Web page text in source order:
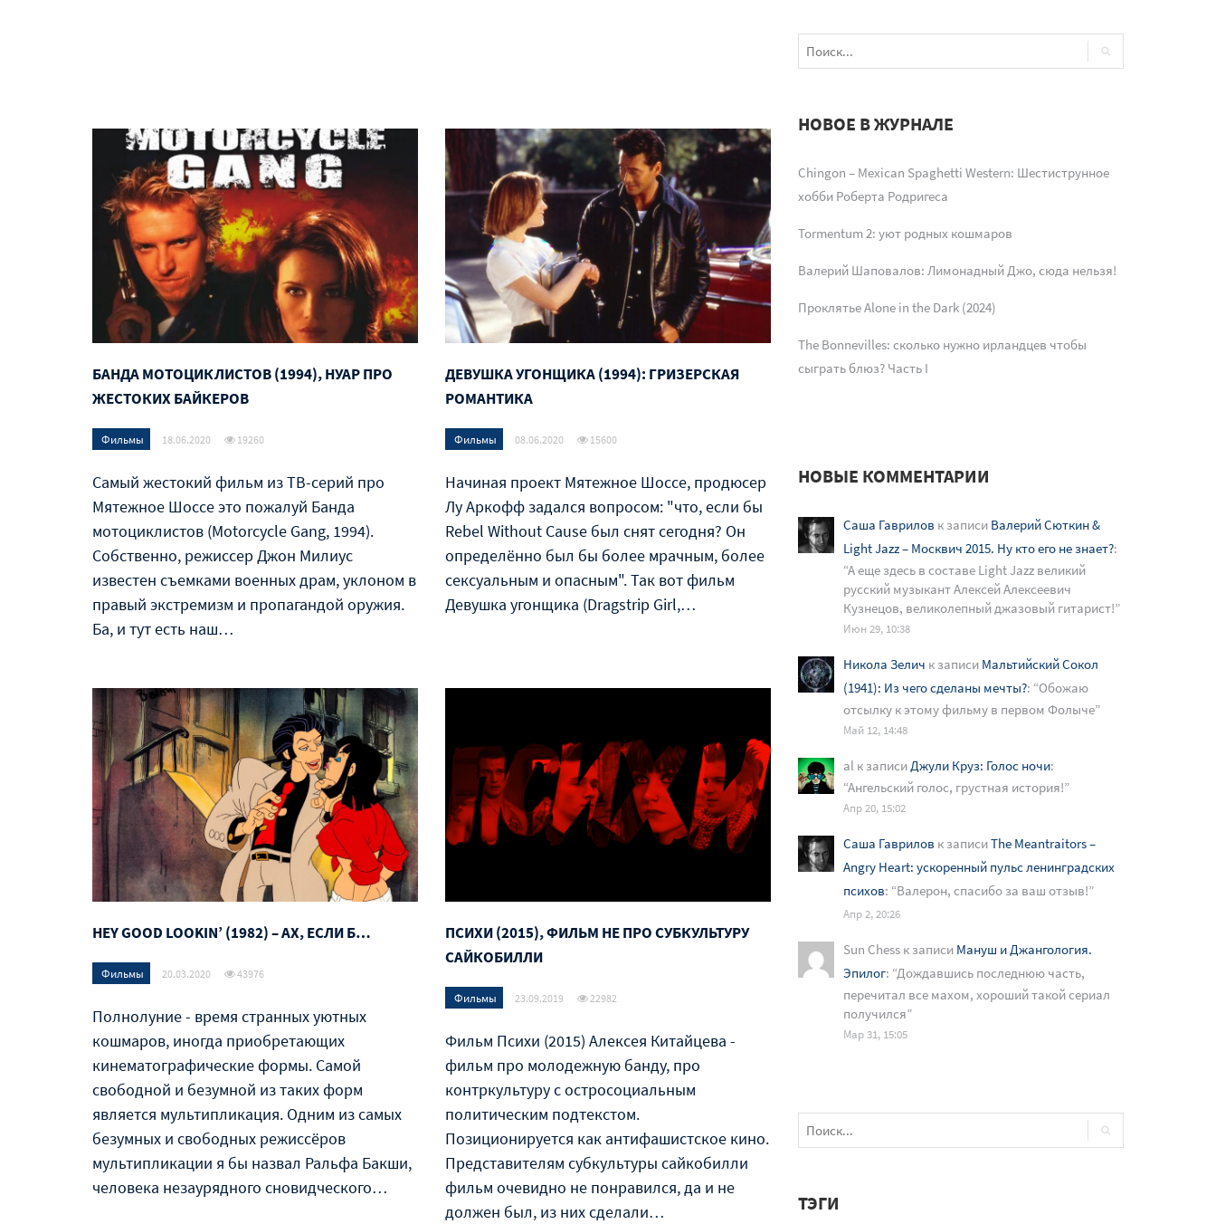
БАНДА МОТОЦИКЛИСТОВ (1994), НУАР ПРО
ЖЕСТОКИХ БАЙКЕРОВ
Фильмы 18.06.2020 19260
Самый жестокий фильм из ТВ-серий про
Мятежное Шоссе это пожалуй Банда
мотоциклистов (Motorcycle Gang, 1994).
Собственно, режиссер Джон Милиус
известен съемками военных драм, уклоном в
правый экстремизм и пропагандой оружия.
Ба, и тут есть наш…
ДЕВУШКА УГОНЩИКА (1994): ГРИЗЕРСКАЯ
РОМАНТИКА
Фильмы 08.06.2020 15600
Начиная проект Мятежное Шоссе, продюсер
Лу Аркофф задался вопросом: "что, если бы
Rebel Without Cause был снят сегодня? Он
определённо был бы более мрачным, более
сексуальным и опасным". Так вот фильм
Девушка угонщика (Dragstrip Girl,…
HEY GOOD LOOKIN’ (1982) – АХ, ЕСЛИ Б…
Фильмы 20.03.2020 43976
Полнолуние - время странных уютных
кошмаров, иногда приобретающих
кинематографические формы. Самой
свободной и безумной из таких форм
является мультипликация. Одним из самых
безумных и свободных режиссёров
мультипликации я бы назвал Ральфа Бакши,
человека незаурядного сновидческого…
ПСИХИ (2015), ФИЛЬМ НЕ ПРО СУБКУЛЬТУРУ
САЙКОБИЛЛИ
Фильмы 23.09.2019 22982
Фильм Психи (2015) Алексея Китайцева -
фильм про молодежную банду, про
контркультуру с остросоциальным
политическим подтекстом.
Позиционируется как антифашистское кино.
Представителям субкультуры сайкобилли
фильм очевидно не понравился, да и не
должен был, из них сделали…
НОВОЕ В ЖУРНАЛЕ
Chingon – Mexican Spaghetti Western: Шестиструнное
хобби Роберта Родригеса
Tormentum 2: уют родных кошмаров
Валерий Шаповалов: Лимонадный Джо, сюда нельзя!
Проклятье Alone in the Dark (2024)
The Bonnevilles: сколько нужно ирландцев чтобы
сыграть блюз? Часть I
НОВЫЕ КОММЕНТАРИИ
Саша Гаврилов к записи Валерий Сюткин &
Light Jazz – Москвич 2015. Ну кто его не знает?:
“А еще здесь в составе Light Jazz великий
русский музыкант Алексей Алексеевич
Кузнецов, великолепный джазовый гитарист!”
Июн 29, 10:38
Никола Зелич к записи Мальтийский Сокол
(1941): Из чего сделаны мечты?: “Обожаю
отсылку к этому фильму в первом Фолыче”
Май 12, 14:48
al к записи Джули Круз: Голос ночи:
“Ангельский голос, грустная история!”
Апр 20, 15:02
Саша Гаврилов к записиThe Meantraitors –
Angry Heart: ускоренный пульс ленинградских
психов: “Валерон, спасибо за ваш отзыв!”
Апр 2, 20:26
Sun Chess к записи Мануш и Джангология.
Эпилог: “Дождавшись последнюю часть,
перечитал все махом, хороший такой сериал
получился”
Мар 31, 15:05
ТЭГИ